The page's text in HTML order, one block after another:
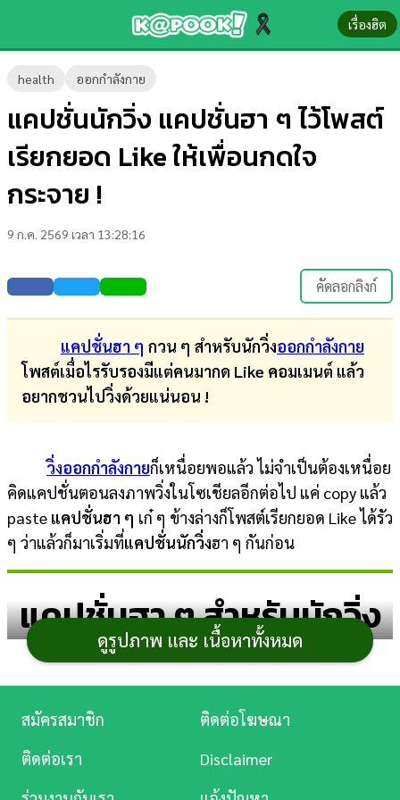
เรื่องฮิต
health ออกกำลังกาย
แคปชั่นนักวิ่ง แคปชั่นฮา ๆ ไว้โพสต์
เรียกยอด Like ให้เพื่อนกดใจ
กระจาย !
9 ก.ค. 2569 เวลา 13:28:16
คัดลอกลิงก์
แคปชั่นฮา ๆ กวน ๆ สำหรับนักวิ่งออกกำลังกาย
โพสต์เมื่อไรรับรองมีแต่คนมากด Like คอมเมนต์ แล้ว
อยากชวนไปวิ่งด้วยแน่นอน !
วิ่งออกกำลังกายก็เหนื่อยพอแล้ว ไม่จำเป็นต้องเหนื่อย
คิดแคปชั่นตอนลงภาพวิ่งในโซเชียลอีกต่อไป แค่ copy แล้ว
paste แคปชั่นฮา ๆ เก๋ ๆ ข้างล่างก็โพสต์เรียกยอด Like ได้รัว
ๆ ว่าแล้วก็มาเริ่มที่แคปชั่นนักวิ่งฮา ๆ กันก่อน
แคปชั่นฮา ๆ สำหรับนักวิ่ง
1. วิ่งเพราะอยากหุ่นดี แต่ดันหิวทุกทีที่วิ่งเสร็จ
3. ชาตินี้จะไม่วิ่งตามใครทั้งนั้น ยกเว้นรถไอติม
ดูรูปภาพ และ เนื้อหาทั้งหมด
ข่าว-
ความ
รู้
บันเทิง
ตรวจ
หวย
บอล
สด
เงิน
การ
ศึกษา
บันเทิง
ดู
หนัง
สมัครสมาชิก
ติดต่อโฆษณา
ติดต่อเรา
Disclaimer